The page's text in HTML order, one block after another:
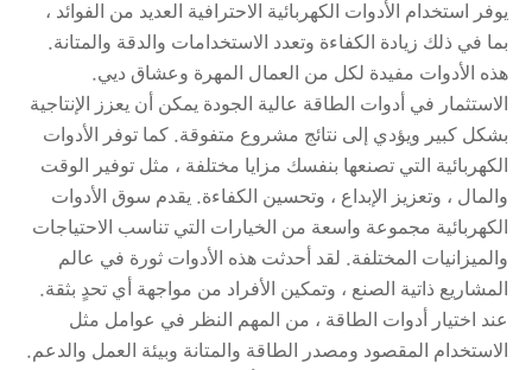
يوفر استخدام الأدوات الكهربائية الاحترافية العديد من الفوائد ،
بما في ذلك زيادة الكفاءة وتعدد الاستخدامات والدقة والمتانة.
هذه الأدوات مفيدة لكل من العمال المهرة وعشاق ديي.
الاستثمار في أدوات الطاقة عالية الجودة يمكن أن يعزز الإنتاجية
بشكل كبير ويؤدي إلى نتائج مشروع متفوقة. كما توفر الأدوات
الكهربائية التي تصنعها بنفسك مزايا مختلفة ، مثل توفير الوقت
والمال ، وتعزيز الإبداع ، وتحسين الكفاءة. يقدم سوق الأدوات
الكهربائية مجموعة واسعة من الخيارات التي تناسب الاحتياجات
والميزانيات المختلفة. لقد أحدثت هذه الأدوات ثورة في عالم
المشاريع ذاتية الصنع ، وتمكين الأفراد من مواجهة أي تحدٍ بثقة.
عند اختيار أدوات الطاقة ، من المهم النظر في عوامل مثل
الاستخدام المقصود ومصدر الطاقة والمتانة وبيئة العمل والدعم.